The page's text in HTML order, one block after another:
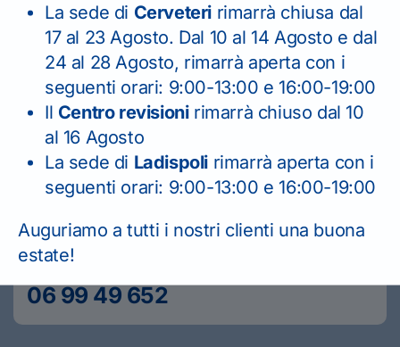
SEDE DI CERVETERI
06 99 42 471
CENTRO REVISIONI
06 99 49 652
La sede di Cerveteri rimarrà chiusa dal
17 al 23 Agosto. Dal 10 al 14 Agosto e dal
24 al 28 Agosto, rimarrà aperta con i
seguenti orari: 9:00-13:00 e 16:00-19:00
Il Centro revisionirimarrà chiuso dal 10
al 16 Agosto
La sede di Ladispoli rimarrà aperta con i
seguenti orari: 9:00-13:00 e 16:00-19:00
Auguriamo a tutti i nostri clienti una buona
estate!